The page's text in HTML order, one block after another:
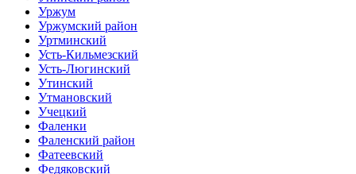
Уржум
Уржумский район
Уртминский
Усть-Кильмезский
Усть-Люгинский
Утинский
Утмановский
Учецкий
Фаленки
Фаленский район
Фатеевский
Федяковский